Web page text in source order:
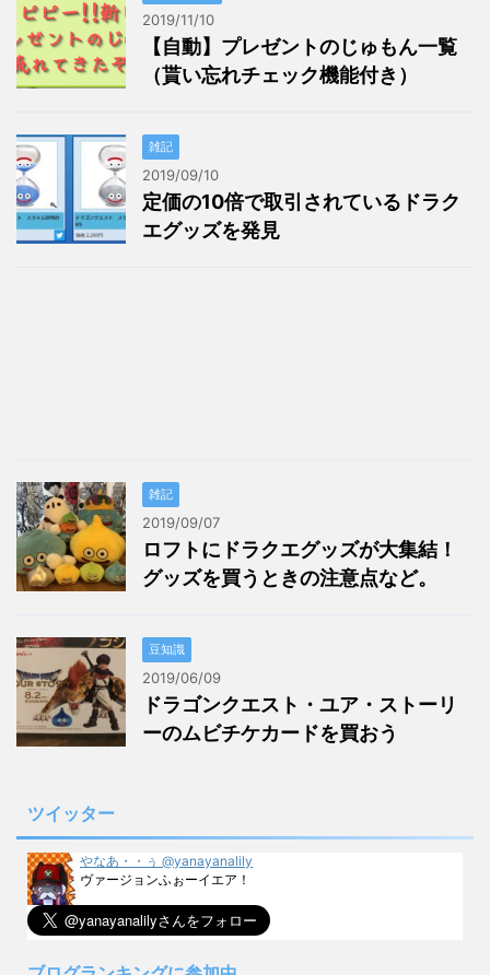
2019/11/10
【自動】プレゼントのじゅもん一覧
（貰い忘れチェック機能付き）
雑記
2019/09/10
定価の10倍で取引されているドラク
エグッズを発見
雑記
2019/09/07
ロフトにドラクエグッズが大集結！
グッズを買うときの注意点など。
豆知識
2019/06/09
ドラゴンクエスト・ユア・ストーリ
ーのムビチケカードを買おう
ツイッター
やなあ・・ぅ @yanayanalily
ヴァージョンふぉーイエア！